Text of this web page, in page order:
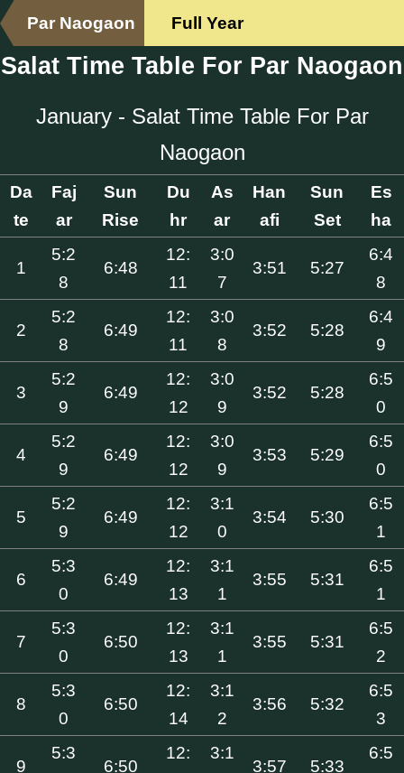
Par Naogaon Full Year
Salat Time Table For Par Naogaon
January - Salat Time Table For Par
Naogaon
Da
te
Faj
ar
Sun
Rise
Du
hr
As
ar
Han
afi
Sun
Set
Es
ha
1
5:2
8
6:48
12:
11
3:0
7
3:51 5:27
6:4
8
2
5:2
8
6:49
12:
11
3:0
8
3:52 5:28
6:4
9
3
5:2
9
6:49
12:
12
3:0
9
3:52 5:28
6:5
0
4
5:2
9
6:49
12:
12
3:0
9
3:53 5:29
6:5
0
5
5:2
9
6:49
12:
12
3:1
0
3:54 5:30
6:5
1
6
5:3
0
6:49
12:
13
3:1
1
3:55 5:31
6:5
1
7
5:3
0
6:50
12:
13
3:1
1
3:55 5:31
6:5
2
8
5:3
0
6:50
12:
14
3:1
2
3:56 5:32
6:5
3
9
5:3
6:50
12:
3:1
3:57 5:33
6:5